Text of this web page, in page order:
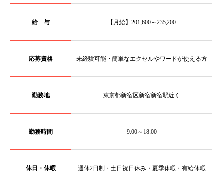
給 与 【月給】201,600～235,200
応募資格 未経験可能・簡単なエクセルやワードが使える方
勤務地 東京都新宿区新宿新宿駅近く
勤務時間 9:00～18:00
休日・休暇 週休2日制・土日祝日休み・夏季休暇・有給休暇